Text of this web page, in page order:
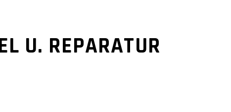
U. REPARATUR